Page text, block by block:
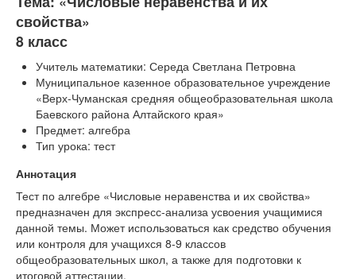
свойства»
8 класс
Учитель математики: Середа Светлана Петровна
Муниципальное казенное образовательное учреждение
«Верх-Чуманская средняя общеобразовательная школа
Баевского района Алтайского края»
Предмет: алгебра
Тип урока: тест
Аннотация
Тест по алгебре «Числовые неравенства и их свойства»
предназначен для экспресс-анализа усвоения учащимися
данной темы. Может использоваться как средство обучения
или контроля для учащихся 8-9 классов
общеобразовательных школ, а также для подготовки к
итоговой аттестации.